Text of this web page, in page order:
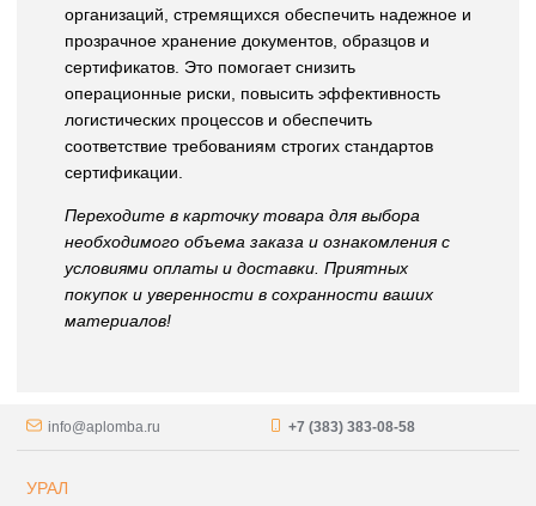
организаций, стремящихся обеспечить надежное и
прозрачное хранение документов, образцов и
сертификатов. Это помогает снизить
операционные риски, повысить эффективность
логистических процессов и обеспечить
соответствие требованиям строгих стандартов
сертификации.
Переходите в карточку товара для выбора
необходимого объема заказа и ознакомления с
условиями оплаты и доставки. Приятных
покупок и уверенности в сохранности ваших
материалов!
info@aplomba.ru +7 (383) 383-08-58
УРАЛ